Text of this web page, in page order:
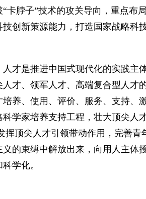
卡脖子”技术的攻关导向，重点布
创新策源能力，打造国家战略科
是推进中国式现代化的实践主
才、领军人才、高端复合型人才
养、使用、评价、服务、支持、
学家培养支持工程，壮大顶尖人
挥顶尖人才引领带动作用，完善
的束缚中解放出来，向用人主体
学化。